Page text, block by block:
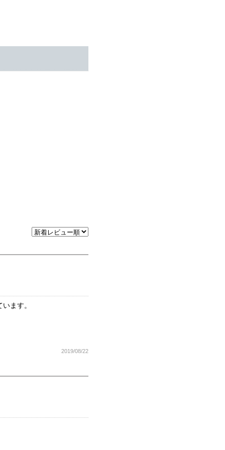
ます。
2019/08/22